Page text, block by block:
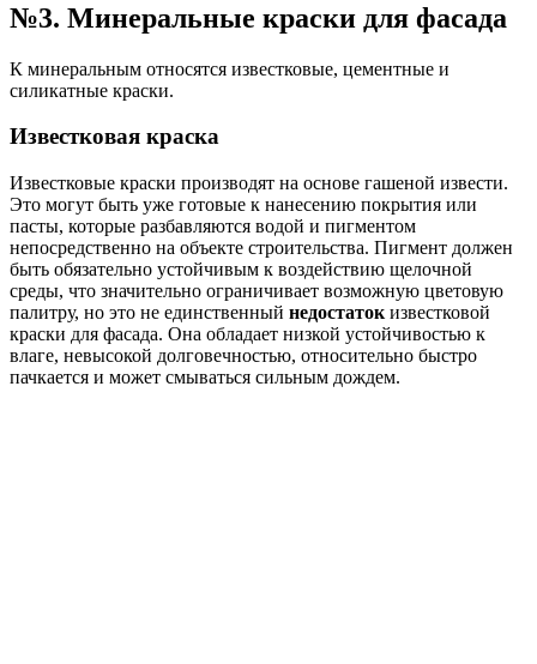
№3. Минеральные краски для фасада
К минеральным относятся известковые, цементные и
силикатные краски.
Известковая краска
Известковые краски производят на основе гашеной извести.
Это могут быть уже готовые к нанесению покрытия или
пасты, которые разбавляются водой и пигментом
непосредственно на объекте строительства. Пигмент должен
быть обязательно устойчивым к воздействию щелочной
среды, что значительно ограничивает возможную цветовую
палитру, но это не единственный недостаток известковой
краски для фасада. Она обладает низкой устойчивостью к
влаге, невысокой долговечностью, относительно быстро
пачкается и может смываться сильным дождем.